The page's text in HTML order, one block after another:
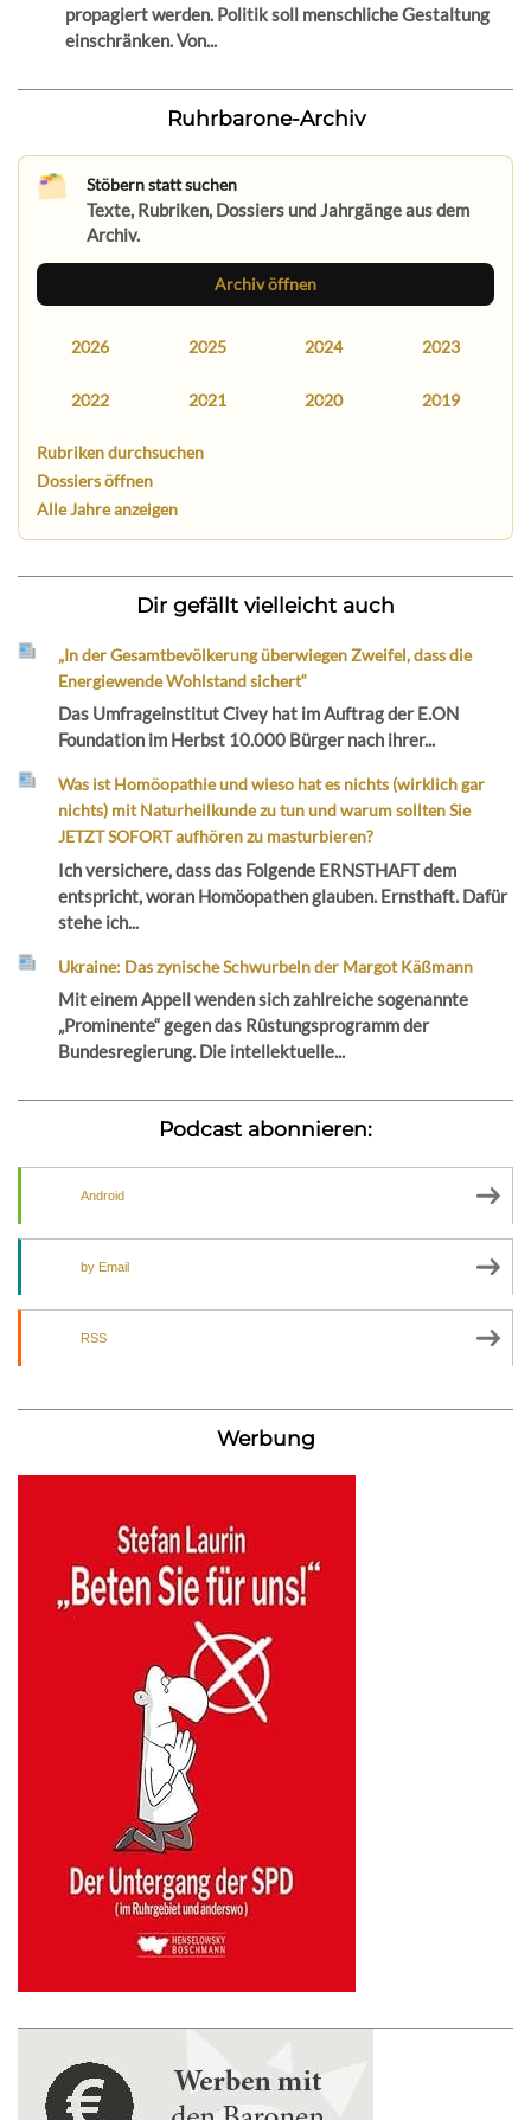
propagiert werden. Politik soll menschliche Gestaltung
einschränken. Von...
Ruhrbarone-Archiv
Stöbern statt suchen
Texte, Rubriken, Dossiers und Jahrgänge aus dem
Archiv.
Archiv öffnen
2026 2025 2024 2023
2022 2021 2020 2019
Rubriken durchsuchen
Dossiers öffnen
Alle Jahre anzeigen
Dir gefällt vielleicht auch
„In der Gesamtbevölkerung überwiegen Zweifel, dass die
Energiewende Wohlstand sichert“
Das Umfrageinstitut Civey hat im Auftrag der E.ON
Foundation im Herbst 10.000 Bürger nach ihrer...
Was ist Homöopathie und wieso hat es nichts (wirklich gar
nichts) mit Naturheilkunde zu tun und warum sollten Sie
JETZT SOFORT aufhören zu masturbieren?
Ich versichere, dass das Folgende ERNSTHAFT dem
entspricht, woran Homöopathen glauben. Ernsthaft. Dafür
stehe ich...
Ukraine: Das zynische Schwurbeln der Margot Käßmann
Mit einem Appell wenden sich zahlreiche sogenannte
„Prominente“ gegen das Rüstungsprogramm der
Bundesregierung. Die intellektuelle...
Podcast abonnieren:
Android
by Email
RSS
Werbung